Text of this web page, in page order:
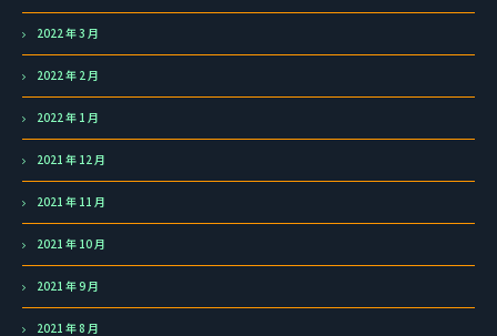
2022 年 3 月
2022 年 2 月
2022 年 1 月
2021 年 12 月
2021 年 11 月
2021 年 10 月
2021 年 9 月
2021 年 8 月